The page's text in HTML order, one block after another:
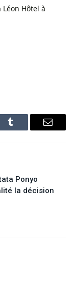
Hôtel à
Tumblr Email
Ponyo
la décision